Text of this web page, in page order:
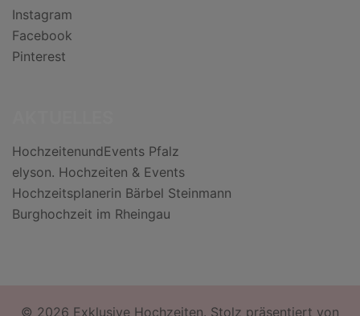
Instagram
Facebook
Pinterest
HochzeitenundEvents Pfalz
elyson. Hochzeiten & Events
Hochzeitsplanerin Bärbel Steinmann
Burghochzeit im Rheingau
© 2026 Exklusive Hochzeiten. Stolz präsentiert von